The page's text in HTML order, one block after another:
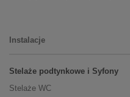
Instalacje
Stelaże podtynkowe i Syfony
Stelaże WC